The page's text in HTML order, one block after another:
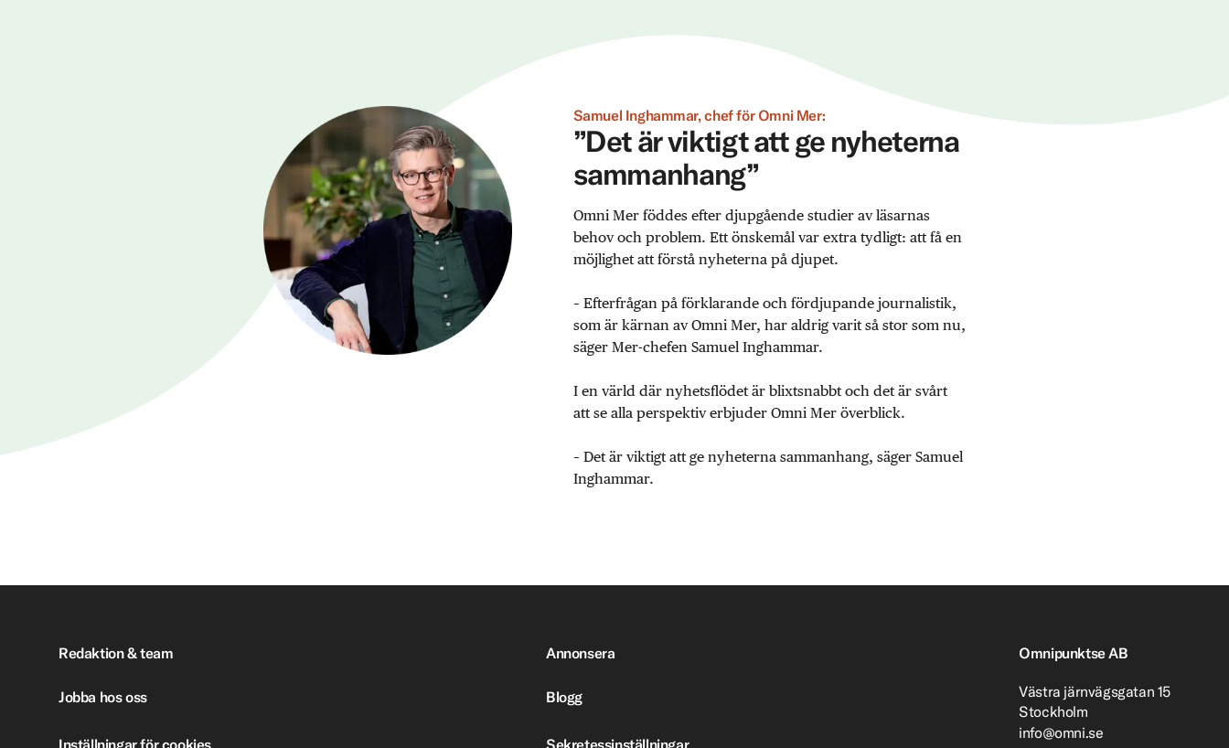
Samuel Inghammar, chef för Omni Mer:
”Det är viktigt att ge nyheterna
sammanhang”
Omni Mer föddes efter djupgående studier av läsarnas
behov och problem. Ett önskemål var extra tydligt: att få en
möjlighet att förstå nyheterna på djupet.
– Efterfrågan på förklarande och fördjupande journalistik,
som är kärnan av Omni Mer, har aldrig varit så stor som nu,
säger Mer-chefen Samuel Inghammar.
I en värld där nyhetsflödet är blixtsnabbt och det är svårt
att se alla perspektiv erbjuder Omni Mer överblick.
– Det är viktigt att ge nyheterna sammanhang, säger Samuel
Inghammar.
Redaktion & team Annonsera
Jobba hos oss Blogg
Inställningar för cookies Sekretessinställningar
Omnipunktse AB
Västra järnvägsgatan 15
Stockholm
info@omni.se